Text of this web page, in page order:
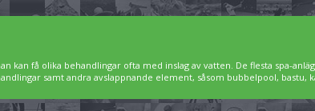
kan få olika behandlingar ofta med inslag av vatten. De flesta spa-
samt andra avslappnande element, såsom bubbelpool, bastu,